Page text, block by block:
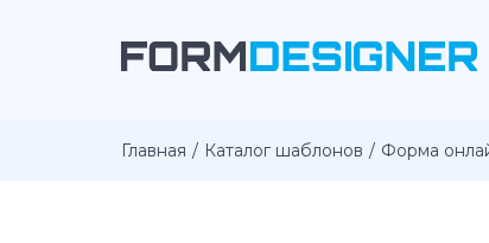
Главная Каталог шаблонов Форма